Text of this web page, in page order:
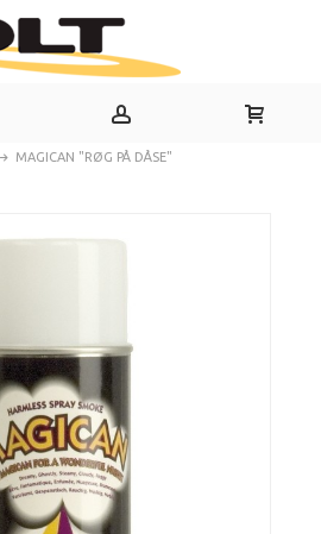
MAGICAN "RØG PÅ DÅSE"